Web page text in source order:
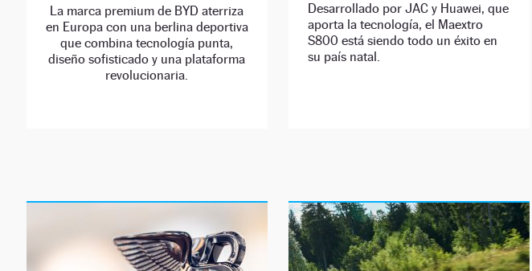
La marca premium de BYD aterriza
en Europa con una berlina deportiva
que combina tecnología punta,
diseño sofisticado y una plataforma
revolucionaria.
Desarrollado por JAC y Huawei, que
aporta la tecnología, el Maextro
S800 está siendo todo un éxito en
su país natal.